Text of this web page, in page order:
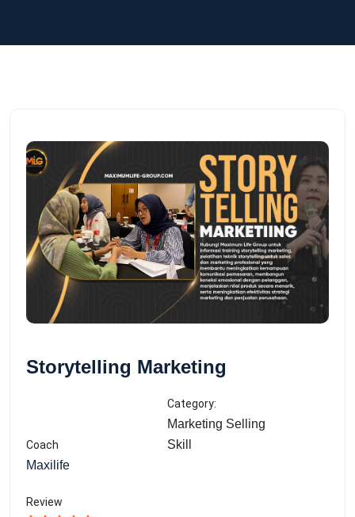
Storytelling Marketing
Coach
Maxilife
Category:
Marketing Selling
Skill
Review